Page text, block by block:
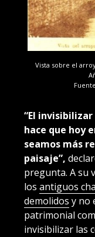
Vista sobre el
“El
hace que hoy
seamos más
paisaje”,
pregunta. A su
los antiguos
demolidos y no
patrimonial
invisibilizar las